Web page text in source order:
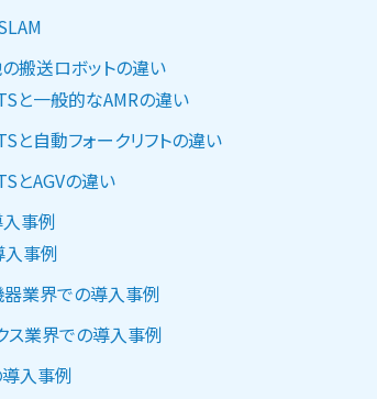
搬送ロボットの違い
と一般的なAMRの違い
と自動フォークリフトの違い
とAGVの違い
事例
入事例
業界での導入事例
ス業界での導入事例
入事例